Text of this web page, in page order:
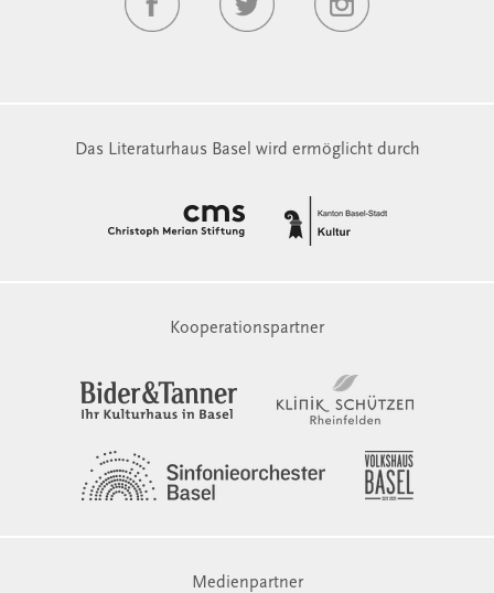
Das Literaturhaus Basel wird ermöglicht durch
Kooperationspartner
Medienpartner